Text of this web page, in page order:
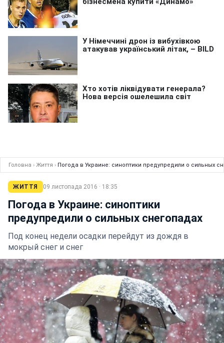
Головна › Життя › Погода в Украине: синоптики предупредили о сильных
ЖИТТЯ 09 листопада 2016 · 18:35
Погода в Украине: синоптики
предупредили о сильных снегопадах
Под конец недели осадки перейдут из дождя в
мокрый снег и снег